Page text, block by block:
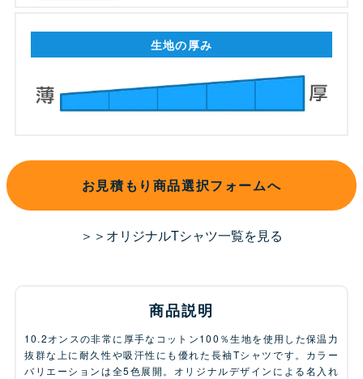
生地の厚み
お見積もり商品選択フォームへ
＞＞オリジナルTシャツ一覧を見る
商品説明
10.2オンスの非常に厚手なコットン100％生地を使用した保温力
抜群な上に耐久性や吸汗性にも優れた長袖Tシャツです。カラー
バリエーションは全5色展開。オリジナルデザインによる名入れ